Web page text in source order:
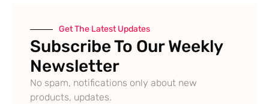
Get The Latest Updates
Subscribe To Our Weekly
Newsletter
No spam, notifications only about new
products, updates.